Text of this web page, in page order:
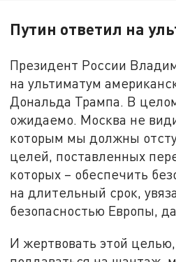
Путин ответил на
Президент России
на ультиматум
Дональда Трампа. В
ожидаемо. Москва не
которым мы должны
целей, поставленных
которых – обеспечить
на длительный срок,
безопасностью Европы,
И жертвовать этой